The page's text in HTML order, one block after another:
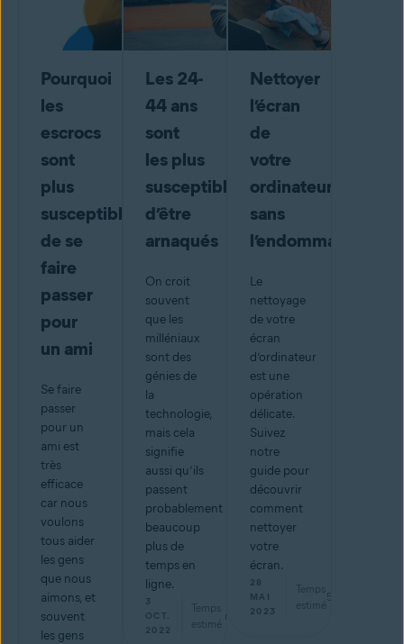
Pourquoi
les
escrocs
sont
plus
susceptibles
de se
faire
passer
pour
un ami
Se faire
passer
pour un
ami est
très
efficace
car nous
voulons
tous aider
les gens
que nous
aimons, et
souvent
les gens
Les 24-
44 ans
sont
les plus
susceptibles
d’être
arnaqués
On croit
souvent
que les
milléniaux
sont des
génies de
la
technologie,
mais cela
signifie
aussi qu’ils
passent
probablement
beaucoup
plus de
temps en
ligne.
3
OCT.
2022
Temps
estimé
min
Nettoyer
l’écran
de
votre
ordinateur
sans
l’endommager
Le
nettoyage
de votre
écran
d’ordinateur
est une
opération
délicate.
Suivez
notre
guide pour
découvrir
comment
nettoyer
votre
écran.
28
MAI
2023
Temps
estimé
5